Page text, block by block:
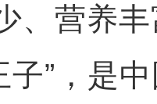
、营养
子”，是